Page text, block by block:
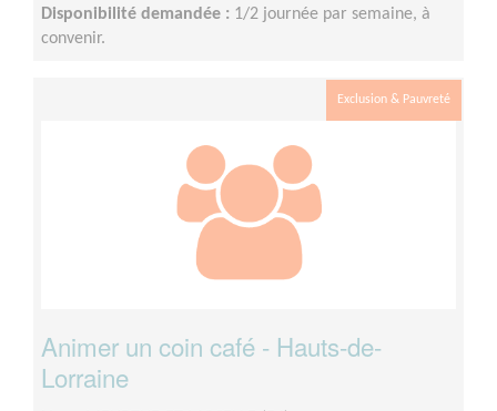
Disponibilité demandée : 1/2 journée par semaine, à
convenir.
Exclusion & Pauvreté
Animer un coin café - Hauts-de-
Lorraine